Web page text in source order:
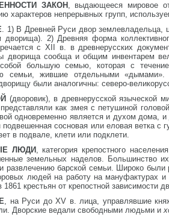
ЗАКОН , выдающееся мировое
характеров непрерывных групп,
. 1) В Древней Руси двор землевладельца,
2) Древняя форма
с XII в. в древнерусских
дворища сообща и общим инвентарем
собой большую семью, которая с
семьи, жившие отдельными «дымами».
были аналогичны: северо-
(дворовик), в древнерусской языческой
представляли как змея с петушиной
одновременно является и духом дома,
подвешенная сосновая или еловая ветка с
в подвале, клети или подклети.
ЛЮДИ , категория крепостного
земельных наделов. Большинство
развлечению барской семьи. Широко
людей на работу на мануфактурах
1861 крестьян от крепостной
, на Руси до XV в. лица, управлявшие
Дворские ведали свободными людьми и